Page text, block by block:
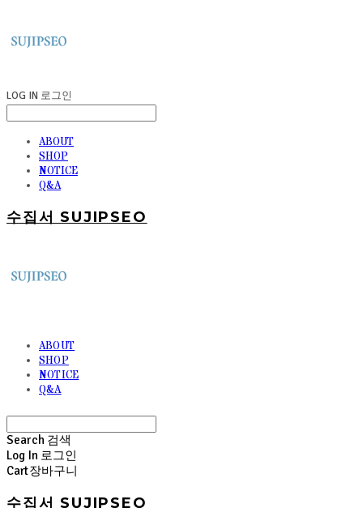
LOG IN 로그인
ABOUT
SHOP
NOTICE
Q&A
수집서 SUJIPSEO
ABOUT
SHOP
NOTICE
Q&A
Search 검색
Log In 로그인
Cart장바구니
수집서 SUJIPSEO